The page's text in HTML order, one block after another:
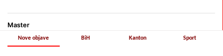
Master
Nove objave BiH Kanton Sport